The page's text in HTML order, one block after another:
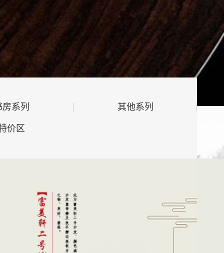
房系列 其他系列
价区